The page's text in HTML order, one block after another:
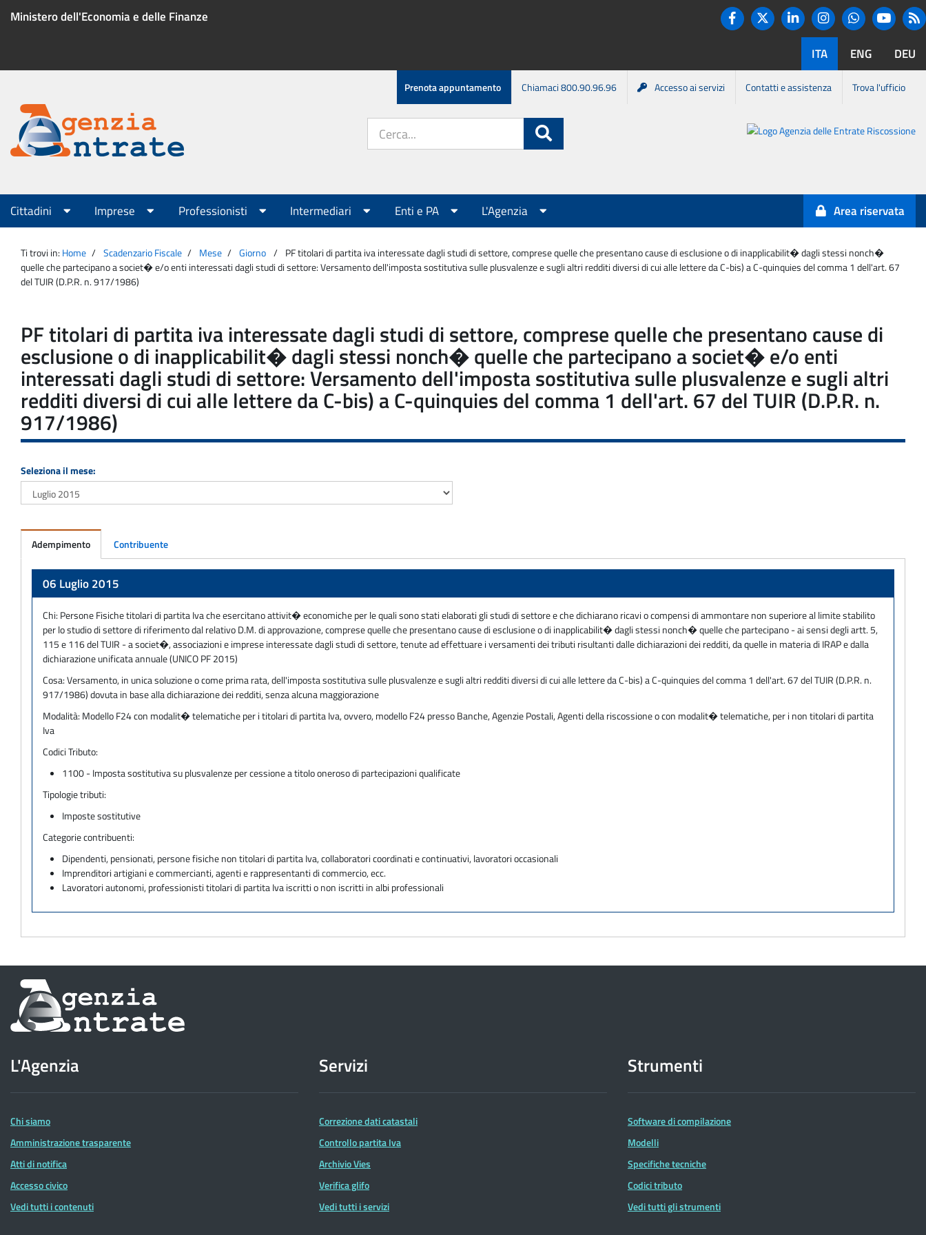
Ministero dell'Economia e delle Finanze
Twitter
LinkedinInstagram
ITA ENG DEU
Menu
servizio
Prenota appuntamento Chiamaci 800.90.96.96 Accesso ai servizi Contatti e assistenza Trova l'ufficio
Agenzia
Entrate
sito:
Agenzia
Entrate-
Riscossione
Menu
principale
Cittadini Imprese Professionisti Intermediari Enti e PA L'Agenzia Area riservata
Ti trovi in: Home Scadenzario Fiscale Mese Giorno
PF titolari di partita iva interessate dagli studi di settore, comprese quelle che presentano cause di esclusione o di inapplicabilit� dagli stessi nonch�
quelle che partecipano a societ� e/o enti interessati dagli studi di settore: Versamento dell'imposta sostitutiva sulle plusvalenze e sugli altri redditi diversi di cui alle lettere da C-bis) a C-quinquies del comma 1 dell'art. 67
del TUIR (D.P.R. n. 917/1986)
PF titolari di partita iva interessate dagli studi di settore, comprese quelle che presentano cause di
esclusione o di inapplicabilit� dagli stessi nonch� quelle che partecipano a societ� e/o enti
interessati dagli studi di settore: Versamento dell'imposta sostitutiva sulle plusvalenze e sugli altri
redditi diversi di cui alle lettere da C-bis) a C-quinquies del comma 1 dell'art. 67 del TUIR (D.P.R. n.
917/1986)
Seleziona il mese:
Adempimento Contribuente
06 Luglio 2015
Chi: Persone Fisiche titolari di partita Iva che esercitano attivit� economiche per le quali sono stati elaborati gli studi di settore e che dichiarano ricavi o compensi di ammontare non superiore al limite stabilito
per lo studio di settore di riferimento dal relativo D.M. di approvazione, comprese quelle che presentano cause di esclusione o di inapplicabilit� dagli stessi nonch� quelle che partecipano - ai sensi degli artt. 5,
115 e 116 del TUIR - a societ�, associazioni e imprese interessate dagli studi di settore, tenute ad effettuare i versamenti dei tributi risultanti dalle dichiarazioni dei redditi, da quelle in materia di IRAP e dalla
dichiarazione unificata annuale (UNICO PF 2015)
Cosa:Versamento, in unica soluzione o come prima rata, dell'imposta sostitutiva sulle plusvalenze e sugli altri redditi diversi di cui alle lettere da C-bis) a C-quinquies del comma 1 dell'art. 67 del TUIR (D.P.R. n.
917/1986) dovuta in base alla dichiarazione dei redditi, senza alcuna maggiorazione
Modalità: Modello F24 con modalit� telematiche per i titolari di partita Iva, ovvero, modello F24 presso Banche, Agenzie Postali, Agenti della riscossione o con modalit� telematiche, per i non titolari di partita
Iva
Codici Tributo:
1100 - Imposta sostitutiva su plusvalenze per cessione a titolo oneroso di partecipazioni qualificate
Tipologie tributi:
Imposte sostitutive
Categorie contribuenti:
Dipendenti, pensionati, persone fisiche non titolari di partita Iva, collaboratori coordinati e continuativi, lavoratori occasionali
Imprenditori artigiani e commercianti, agenti e rappresentanti di commercio, ecc.
Lavoratori autonomi, professionisti titolari di partita Iva iscritti o non iscritti in albi professionali
Informazioni
sul
dell'Agenzia
delle
Entrate
L'Agenzia
Chi siamo
Amministrazione trasparente
Atti di notifica
Accesso civico
Vedi tutti i contenuti
Servizi
Correzione dati catastali
Controllo partita Iva
Archivio Vies
Verifica glifo
Vedi tutti i servizi
Strumenti
Software di compilazione
Modelli
Specifiche tecniche
Codici tributo
Vedi tutti gli strumenti